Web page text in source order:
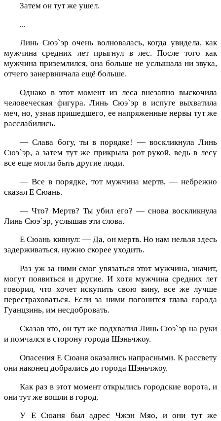
Затем он тут же ушел.
...
Линь Сюэ`эр очень волновалась, когда увидела, как
мужчина средних лет прыгнул в лес. После того как
мужчина приземлился, она больше не услышала ни звука,
отчего занервничала ещё больше.
Однако в этот момент из леса внезапно выскочила
человеческая фигура. Линь Сюэ`эр в испуге выхватила
меч, но, узнав пришедшего, ее напряженные нервы тут же
расслабились.
— Слава богу, ты в порядке! — воскликнула Линь
Сюэ`эр, а затем тут же прикрыла рот рукой, ведь в лесу
все еще могли быть другие люди.
— Все в порядке, тот мужчина мертв, — небрежно
сказал Е Сюань.
— Что? Мертв? Ты убил его? — снова воскликнула
Линь Сюэ`эр, услышав эти слова.
Е Сюань кивнул: — Да, он мертв. Но нам нельзя здесь
задерживаться, нужно скорее уходить.
Раз уж за ними смог увязаться этот мужчина, значит,
могут появиться и другие. И хотя мужчина средних лет
говорил, что хочет искупить свою вину, все же лучше
перестраховаться. Если за ними погонится глава города
Гуанцзинь, им несдобровать.
Сказав это, он тут же подхватил Линь Сюэ`эр на руки
и помчался в сторону города Шэньчжоу.
Опасения Е Сюаня оказались напрасными. К рассвету
они наконец добрались до города Шэньчжоу.
Как раз в этот момент открылись городские ворота, и
они тут же вошли в город.
У Е Сюаня был адрес Чжэн Мяо, и они тут же